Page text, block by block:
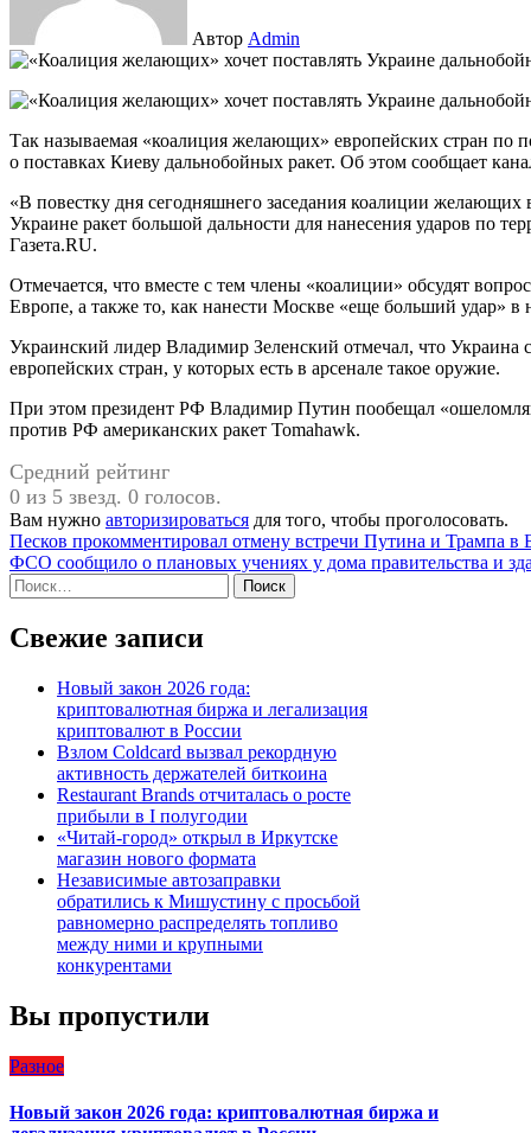
Автор Admin
Так называемая «коалиция желающих» европейских стран по
о поставках Киеву дальнобойных ракет. Об этом сообщает
«В повестку дня сегодняшнего заседания коалиции
Украине ракет большой дальности для нанесения ударов по
Газета.RU.
Отмечается, что вместе с тем члены «коалиции» обсудят
Европе, а также то, как нанести Москве «еще больший удар» в
Украинский лидер Владимир Зеленский отмечал, что Украина
европейских стран, у которых есть в арсенале такое оружие.
При этом президент РФ Владимир Путин пообещал
против РФ американских ракет Tomahawk.
Средний рейтинг
0 из 5 звезд. 0 голосов.
Вам нужно авторизироваться для того, чтобы проголосовать.
Навигация
по
записям
Песков прокомментировал отмену встречи Путина и Трампа в
ФСО сообщило о плановых учениях у дома правительства и
Найти:
Свежие записи
Новый закон 2026 года:
криптовалютная биржа и легализация
криптовалют в России
Взлом Coldcard вызвал рекордную
активность держателей биткоина
Restaurant Brands отчиталась о росте
прибыли в I полугодии
«Читай-город» открыл в Иркутске
магазин нового формата
Независимые автозаправки
обратились к Мишустину с просьбой
равномерно распределять топливо
между ними и крупными
конкурентами
Вы пропустили
Разное
Новый закон 2026 года: криптовалютная биржа и